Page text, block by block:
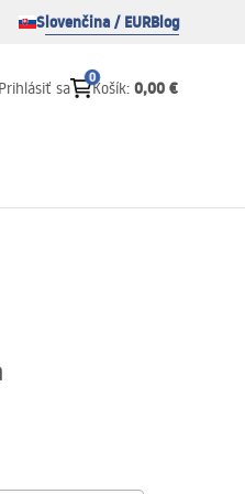
Slovenčina / EURBlog
Prihlásiť sa
0
Košík: 0,00 €